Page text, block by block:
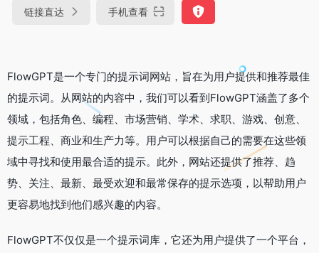
链接直达 手机查看
FlowGPT是一个专门的提示词网站，旨在为用户提供和推荐最佳
的提示词。从网站的内容中，我们可以看到FlowGPT涵盖了多个
领域，包括角色、编程、市场营销、学术、求职、游戏、创意、
提示工程、商业和生产力等。用户可以根据自己的需要在这些领
域中寻找和使用最合适的提示。此外，网站还提供了推荐、趋
势、关注、最新、最受欢迎和最常保存的提示选项，以帮助用户
更容易地找到他们感兴趣的内容。
FlowGPT不仅仅是一个提示词库，它还为用户提供了一个平台，